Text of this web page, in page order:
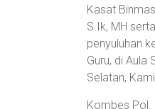
Kasat
S.Ik, MH
penyuluhan
Guru, di
Selatan,
Kombes Pol.